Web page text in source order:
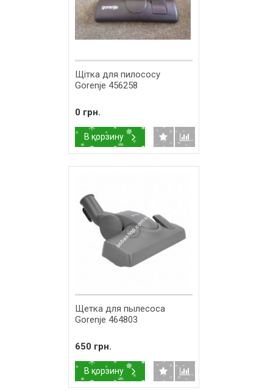
Щітка для пилососу
Gorenje 456258
0 грн.
В корзину
Щетка для пылесоса
Gorenje 464803
650 грн.
В корзину